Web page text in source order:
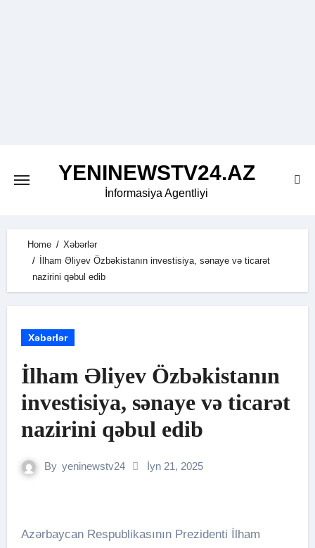
YENINEWSTV24.AZ
İnformasiya Agentliyi
Home
Xəbərlər
İlham Əliyev Özbəkistanın investisiya, sənaye və ticarət
nazirini qəbul edib
Xəbərlər
İlham Əliyev Özbəkistanın
investisiya, sənaye və ticarət
nazirini qəbul edib
By yeninewstv24 İyn 21, 2025
Azərbaycan Respublikasının Prezidenti İlham